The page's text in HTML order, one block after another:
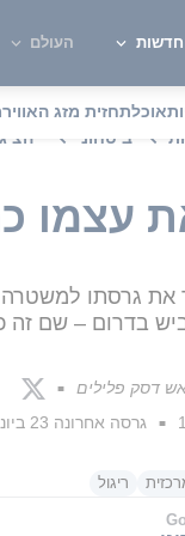
חדשות העולם
אוכלתחזית מזג האוויר
ביטחוני
עצמו
את גרסתו
בדרום – שם זה
דסק פלילים ■
■ גרסה אחרונה 23 ביוני 2025, 18:25
ריגול